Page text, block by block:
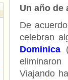
Un año de
De
celebran
Dominica
Viajando